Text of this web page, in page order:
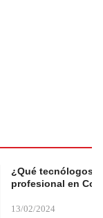
¿Qué tecnólogos
profesional en
13/02/2024